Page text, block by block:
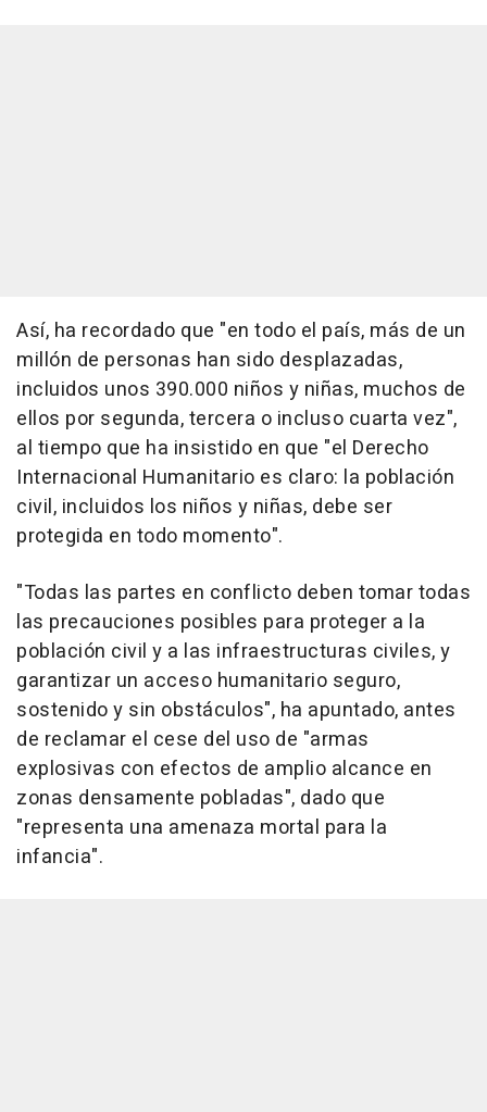
Así, ha recordado que "en todo el país, más de un
millón de personas han sido desplazadas,
incluidos unos 390.000 niños y niñas, muchos de
ellos por segunda, tercera o incluso cuarta vez",
al tiempo que ha insistido en que "el Derecho
Internacional Humanitario es claro: la población
civil, incluidos los niños y niñas, debe ser
protegida en todo momento".
"Todas las partes en conflicto deben tomar todas
las precauciones posibles para proteger a la
población civil y a las infraestructuras civiles, y
garantizar un acceso humanitario seguro,
sostenido y sin obstáculos", ha apuntado, antes
de reclamar el cese del uso de "armas
explosivas con efectos de amplio alcance en
zonas densamente pobladas", dado que
"representa una amenaza mortal para la
infancia".